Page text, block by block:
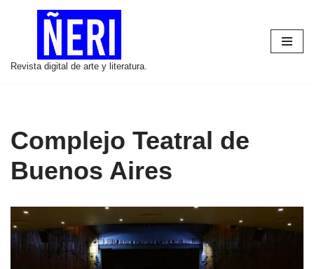
contenido
Revista digital de arte y literatura.
Complejo Teatral de
Buenos Aires